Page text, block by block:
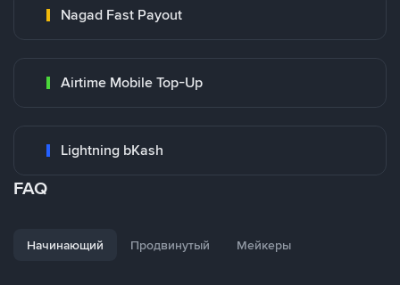
Nagad Fast Payout
Airtime Mobile Top-Up
Lightning bKash
FAQ
Начинающий Продвинутый Мейкеры